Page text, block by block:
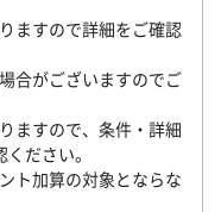
ますので詳細をご確認
合がございますのでご
ますので、条件・詳細
ださい。
ト加算の対象とならな